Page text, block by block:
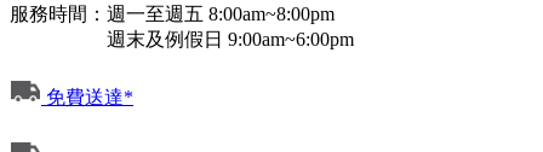
服務時間：週一至週五 8:00am~8:00pm
週末及例假日 9:00am~6:00pm
免費送達*